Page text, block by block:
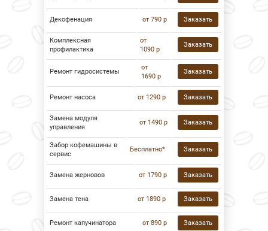
Декофенация от 790 р Заказать
Комплексная
профилактика
от
1090 р
Заказать
Ремонт гидросистемы
от
1690 р
Заказать
Ремонт насоса от 1290 р Заказать
Замена модуля
управления
от 1490 р Заказать
Забор кофемашины в
сервис
Бесплатно* Заказать
Замена жерновов от 1790 р Заказать
Замена тена от 1890 р Заказать
Ремонт капучинатора от 890 р Заказать